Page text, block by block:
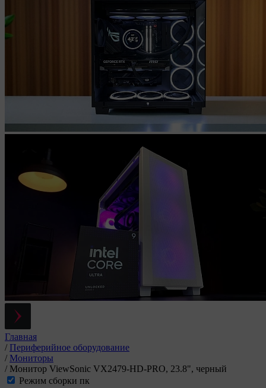
Главная
/ Периферийное оборудование
/ Мониторы
/ Монитор ViewSonic VX2479-HD-PRO, 23.8", черный
Режим сборки пк